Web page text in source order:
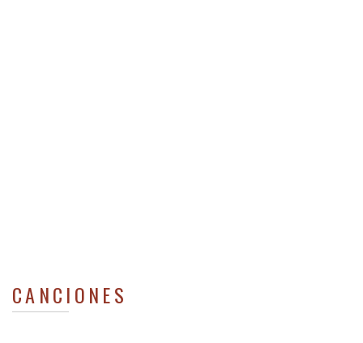
CANCIONES